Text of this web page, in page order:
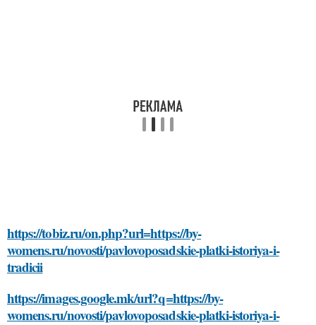
https://tobiz.ru/on.php?url=https://by-
womens.ru/novosti/pavlovoposadskie-platki-istoriya-i-
tradicii
https://images.google.mk/url?q=https://by-
womens.ru/novosti/pavlovoposadskie-platki-istoriya-i-